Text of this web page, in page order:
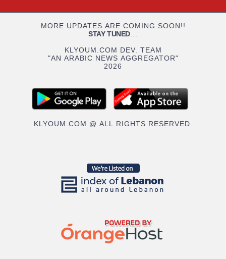
MORE UPDATES ARE COMING SOON!!
STAY TUNED...
KLYOUM.COM DEV. TEAM
"AN ARABIC NEWS AGGREGATOR"
2026
KLYOUM.COM @ ALL RIGHTS RESERVED.